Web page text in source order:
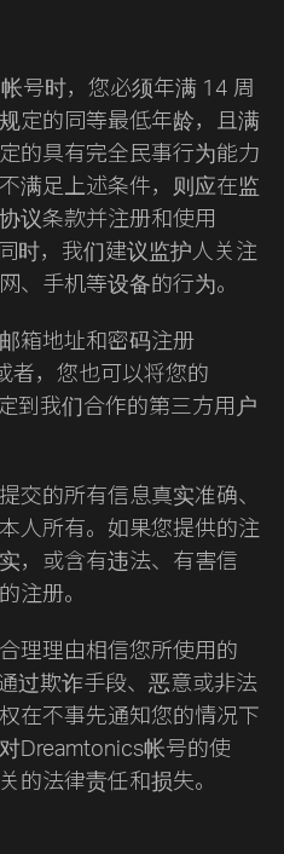
号时，您必须年满 14 周
定的同等最低年龄，且满
的具有完全民事行为能力
满足上述条件，则应在监
议条款并注册和使用
时，我们建议监护人关注
、手机等设备的行为。
箱地址和密码注册
者，您也可以将您的
到我们合作的第三方用户
交的所有信息真实准确、
人所有。如果您提供的注
，或含有违法、有害信
注册。
理理由相信您所使用的
过欺诈手段、恶意或非法
在不事先通知您的情况下
Dreamtonics帐号的使
的法律责任和损失。